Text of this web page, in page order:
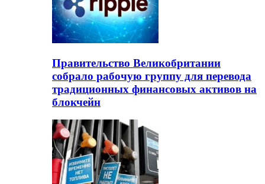
Правительство Великобритании
собрало рабочую группу для перевода
традиционных финансовых активов на
блокчейн